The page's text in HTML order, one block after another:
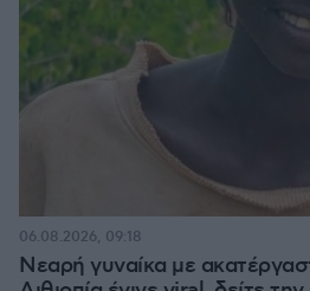
Νεαρή γυναίκα με
06.08.2026, 09:18